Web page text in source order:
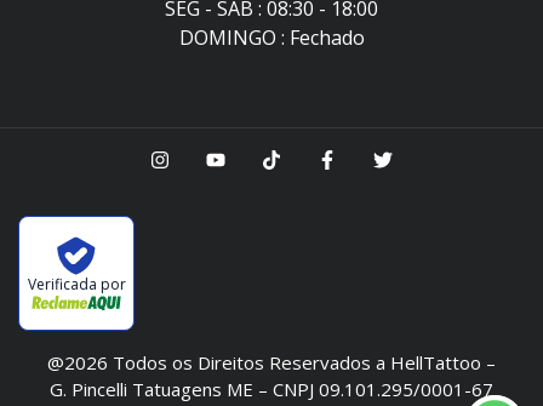
SEG - SÁB : 08:30 - 18:00
DOMINGO : Fechado
Verificada por
@2026 Todos os Direitos Reservados a HellTattoo –
G. Pincelli Tatuagens ME – CNPJ 09.101.295/0001-67